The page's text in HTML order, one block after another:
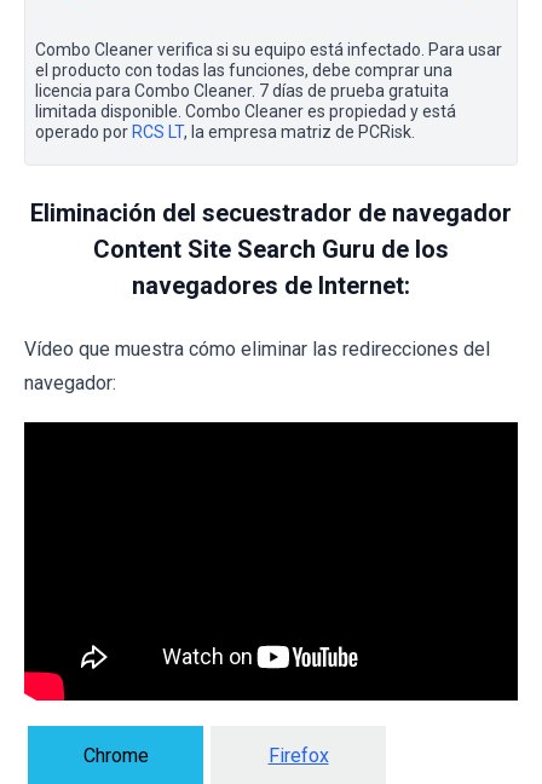
Combo Cleaner verifica si su equipo está infectado. Para usar
el producto con todas las funciones, debe comprar una
licencia para Combo Cleaner. 7 días de prueba gratuita
limitada disponible. Combo Cleaner es propiedad y está
operado por RCS LT, la empresa matriz de PCRisk.
Eliminación del secuestrador de navegador
Content Site Search Guru de los
navegadores de Internet:
Vídeo que muestra cómo eliminar las redirecciones del
navegador:
Chrome Firefox